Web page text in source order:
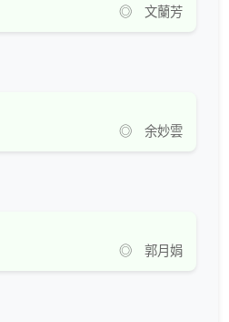
◎ 文蘭芳
◎ 余妙雲
◎ 郭月娟